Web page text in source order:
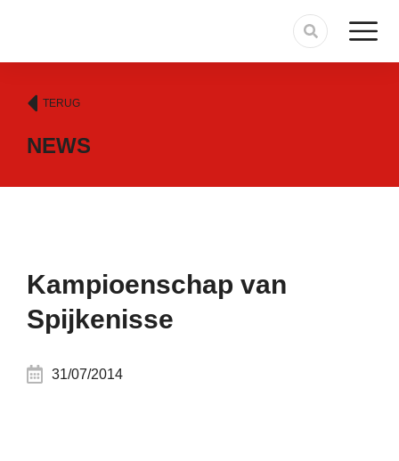
TERUG
NEWS
Kampioenschap van
Spijkenisse
31/07/2014